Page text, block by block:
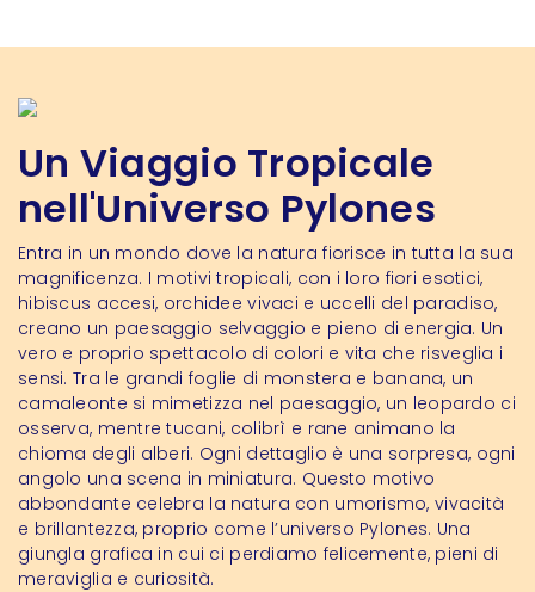
Un Viaggio Tropicale
nell'Universo Pylones
Entra in un mondo dove la natura fiorisce in tutta la sua
magnificenza. I motivi tropicali, con i loro fiori esotici,
hibiscus accesi, orchidee vivaci e uccelli del paradiso,
creano un paesaggio selvaggio e pieno di energia. Un
vero e proprio spettacolo di colori e vita che risveglia i
sensi. Tra le grandi foglie di monstera e banana, un
camaleonte si mimetizza nel paesaggio, un leopardo ci
osserva, mentre tucani, colibrì e rane animano la
chioma degli alberi. Ogni dettaglio è una sorpresa, ogni
angolo una scena in miniatura. Questo motivo
abbondante celebra la natura con umorismo, vivacità
e brillantezza, proprio come l’universo Pylones. Una
giungla grafica in cui ci perdiamo felicemente, pieni di
meraviglia e curiosità.